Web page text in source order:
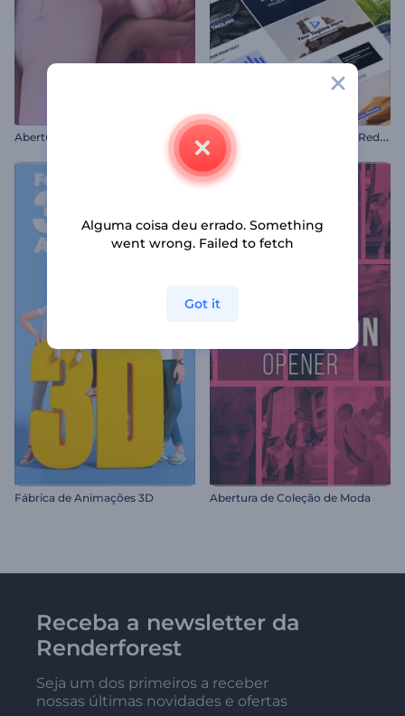
Abertura Fashion T
ipografia Minimalista para Redes Sociais
Fábrica de Animações 3D Abertura de Coleção de Moda
Receba a newsletter da
Renderforest
Seja um dos primeiros a receber
nossas últimas novidades e ofertas
Alguma coisa deu errado. Something
went wrong. Failed to fetch
Got it